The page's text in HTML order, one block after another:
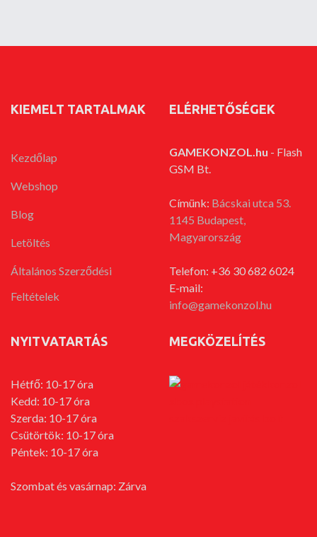
KIEMELT TARTALMAK
Kezdőlap
Webshop
Blog
Letöltés
Általános Szerződési
Feltételek
ELÉRHETŐSÉGEK
GAMEKONZOL.hu - Flash
GSM Bt.
Címünk: Bácskai utca 53.
1145 Budapest,
Magyarország
Telefon: +36 30 682 6024
E-mail:
info@gamekonzol.hu
NYITVATARTÁS
Hétfő: 10-17 óra
Kedd: 10-17 óra
Szerda: 10-17 óra
Csütörtök: 10-17 óra
Péntek: 10-17 óra
Szombat és vasárnap: Zárva
MEGKÖZELÍTÉS